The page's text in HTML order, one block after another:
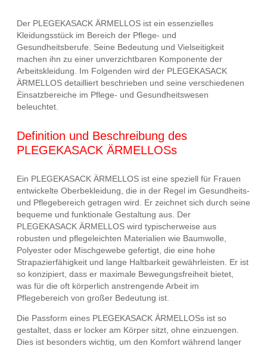
Der PLEGEKASACK ÄRMELLOS ist ein essenzielles
Kleidungsstück im Bereich der Pflege- und
Gesundheitsberufe. Seine Bedeutung und Vielseitigkeit
machen ihn zu einer unverzichtbaren Komponente der
Arbeitskleidung. Im Folgenden wird der PLEGEKASACK
ÄRMELLOS detailliert beschrieben und seine verschiedenen
Einsatzbereiche im Pflege- und Gesundheitswesen
beleuchtet.
Definition und Beschreibung des
PLEGEKASACK ÄRMELLOSs
Ein PLEGEKASACK ÄRMELLOS ist eine speziell für Frauen
entwickelte Oberbekleidung, die in der Regel im Gesundheits-
und Pflegebereich getragen wird. Er zeichnet sich durch seine
bequeme und funktionale Gestaltung aus. Der
PLEGEKASACK ÄRMELLOS wird typischerweise aus
robusten und pflegeleichten Materialien wie Baumwolle,
Polyester oder Mischgewebe gefertigt, die eine hohe
Strapazierfähigkeit und lange Haltbarkeit gewährleisten. Er ist
so konzipiert, dass er maximale Bewegungsfreiheit bietet,
was für die oft körperlich anstrengende Arbeit im
Pflegebereich von großer Bedeutung ist.
Die Passform eines PLEGEKASACK ÄRMELLOSs ist so
gestaltet, dass er locker am Körper sitzt, ohne einzuengen.
Dies ist besonders wichtig, um den Komfort während langer